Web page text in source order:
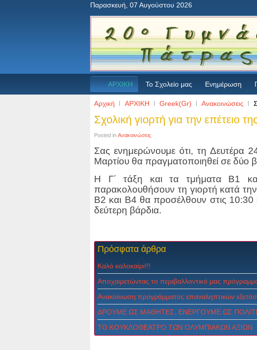
Παρασκευή, 07 Αυγούστου 2026
ΑΡΧΙΚΗ Το Σχολείο μας Ενημέρωση
Αρχική ΑΡΧΙΚΗ Greek(Gr) Ανακοινώσεις
Σχολική γιορτή για την επέτειο
Posted in Ανακοινώσεις
Σας ενημερώνουμε ότι, τη Δευτέρα
Μαρτίου θα πραγματοποιηθεί σε δύο
Η Γ΄ τάξη και τα τμήματα Β1
παρακολουθήσουν τη γιορτή κατά
Β2 και Β4 θα προσέλθουν στις
δεύτερη βάρδια.
Πρόσφατα άρθρα
Καλό καλοκαίρι!!!
Αποχαιρετώντας το περιβαλλοντικό μας
Ανακοίνωση προγράμματος επαναληπτικών
ΔPOYME ΩΣ MAΘHTEΣ, ENEPΓOYME ΩΣ
ΤΟ ΚΟΥΚΛΟΘΕΑΤΡΟ ΤΩΝ ΟΛΥΜΠΙΑΚΩΝ ΑΞΙΩΝ